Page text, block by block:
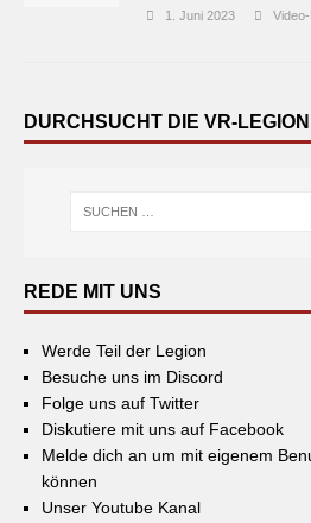
1. Juni 2023
DURCHSUCHT DIE VR-LEGION
REDE MIT UNS
Werde Teil der Legion
Besuche uns im Discord
Folge uns auf Twitter
Diskutiere mit uns auf Facebook
Melde dich an um mit eigenem
können
Unser Youtube Kanal